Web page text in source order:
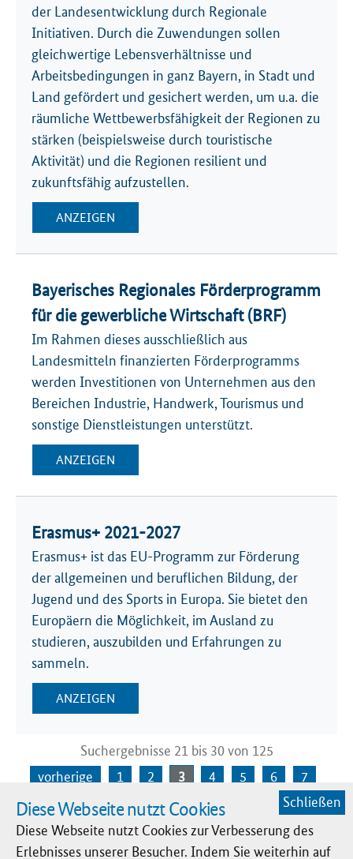
Schließen
Diese Webseite nutzt Cookies
Diese Webseite nutzt Cookies zur Verbesserung des
Erlebnisses unserer Besucher. Indem Sie weiterhin auf
der Landesentwicklung durch Regionale
Initiativen. Durch die Zuwendungen sollen
gleichwertige Lebensverhältnisse und
Arbeitsbedingungen in ganz Bayern, in Stadt und
Land gefördert und gesichert werden, um u.a. die
räumliche Wettbewerbsfähigkeit der Regionen zu
stärken (beispielsweise durch touristische
Aktivität) und die Regionen resilient und
zukunftsfähig aufzustellen.
ANZEIGEN
Bayerisches Regionales Förderprogramm
für die gewerbliche Wirtschaft (BRF)
Im Rahmen dieses ausschließlich aus
Landesmitteln finanzierten Förderprogramms
werden Investitionen von Unternehmen aus den
Bereichen Industrie, Handwerk, Tourismus und
sonstige Dienstleistungen unterstützt.
ANZEIGEN
Erasmus+ 2021-2027
Erasmus+ ist das EU-Programm zur Förderung
der allgemeinen und beruflichen Bildung, der
Jugend und des Sports in Europa. Sie bietet den
Europäern die Möglichkeit, im Ausland zu
studieren, auszubilden und Erfahrungen zu
sammeln.
ANZEIGEN
Suchergebnisse 21 bis 30 von 125
vorherige
1 2 3 4 5 6
7
8
9 10 nächste